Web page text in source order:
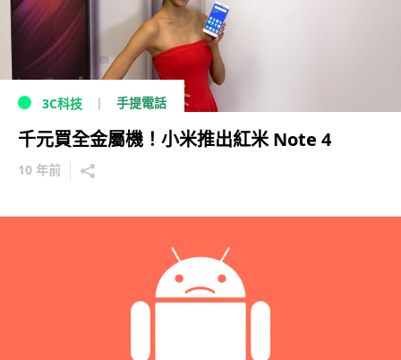
3C科技 手提電話
千元買全金屬機！小米推出紅米 Note 4
10 年前